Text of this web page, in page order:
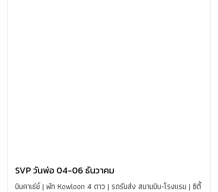
SVP วันพ่อ 04-06 ธันวาคม
บินคาเธ่ย์ | พัก Kowloon 4 ดาว | รถรับส่ง สนามบิน-โรงแรม | ซิตี้